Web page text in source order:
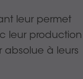
leur permet
leur
absolue à leurs